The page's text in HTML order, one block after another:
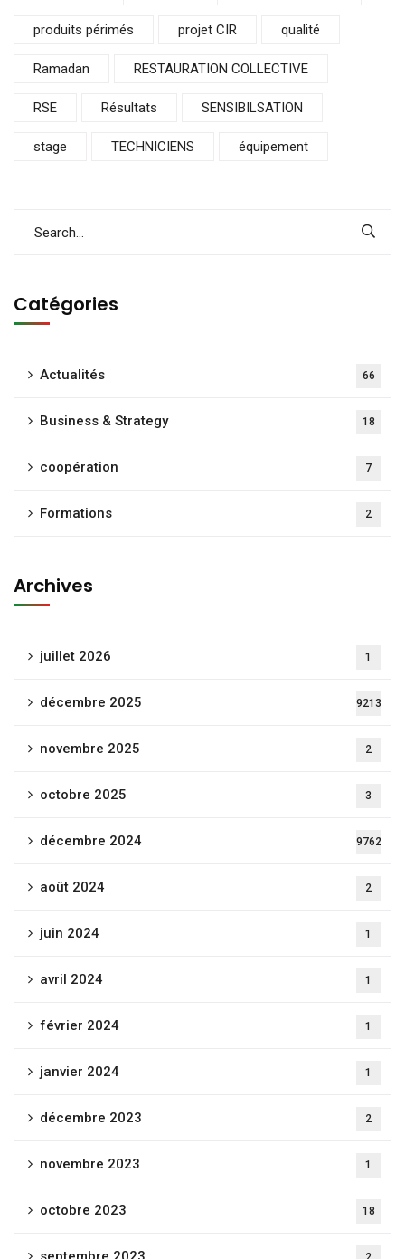
produits périmés projet CIR qualité
Ramadan RESTAURATION COLLECTIVE
RSE Résultats SENSIBILSATION
stage TECHNICIENS équipement
Catégories
Actualités 66
Business & Strategy 18
coopération 7
Formations 2
Archives
juillet 2026 1
décembre 2025 9213
novembre 2025 2
octobre 2025 3
décembre 2024 9762
août 2024 2
juin 2024 1
avril 2024 1
février 2024 1
janvier 2024 1
décembre 2023 2
novembre 2023 1
octobre 2023 18